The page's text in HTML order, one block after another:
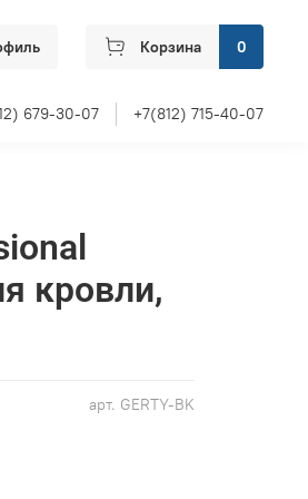
Корзина 0
679-30-07 +7(812) 715-40-07
арт. GERTY-BK
кровли,